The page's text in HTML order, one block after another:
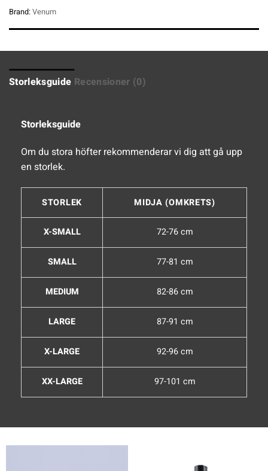
Brand:Venum
Storleksguide Recensioner (0)
Storleksguide
Om du stora höfter rekommenderar vi dig att gå upp
en storlek.
STORLEK MIDJA (OMKRETS)
X-SMALL 72-76 cm
SMALL 77-81 cm
MEDIUM 82-86 cm
LARGE 87-91 cm
X-LARGE 92-96 cm
XX-LARGE 97-101 cm